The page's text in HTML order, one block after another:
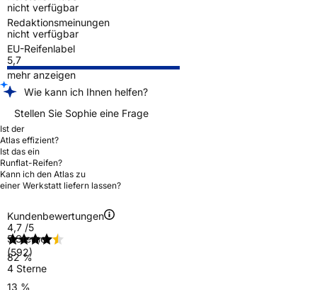
nicht verfügbar
Redaktionsmeinungen
nicht verfügbar
EU-Reifenlabel
5,7
mehr anzeigen
Wie kann ich Ihnen helfen?
Stellen Sie Sophie eine Frage
Ist der
Atlas effizient?
Ist das ein
Runflat-Reifen?
Kann ich den Atlas zu
einer Werkstatt liefern lassen?
Kundenbewertungen
4,7 /5
(592)
5 Sterne
82 %
4 Sterne
13 %